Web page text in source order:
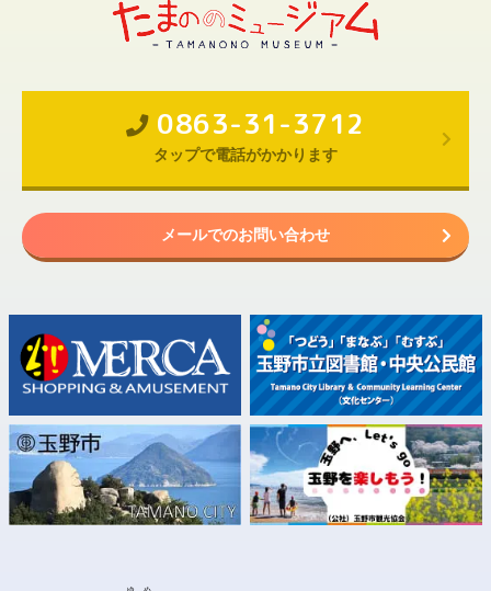
0863-31-3712
タップで電話がかかります
メールでのお問い合わせ